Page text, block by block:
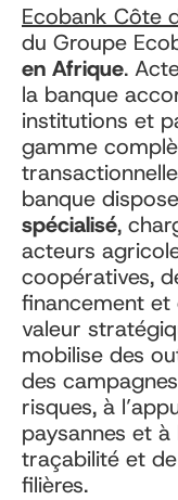
Ecobank Côte
du Groupe
en Afrique.
la banque
institutions et
gamme
banque
spécialisé,
acteurs
coopératives,
financement et
valeur
mobilise des
des
risques, à
paysannes et à
traçabilité et
filières.